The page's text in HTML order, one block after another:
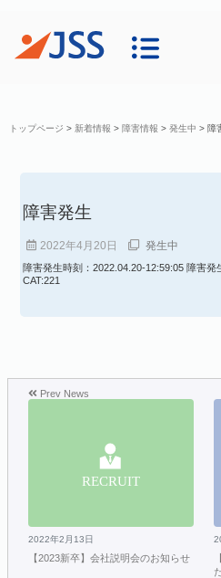
トップページ > 新着情報 > 障害情報 > 発生中 > 障
障害発生
2022年4月20日 発生中
障害発生時刻：2022.04.20-12:59:05 障害発
CAT:221
Prev News
2022年2月13日
【2023新卒】会社説明会のお知らせ